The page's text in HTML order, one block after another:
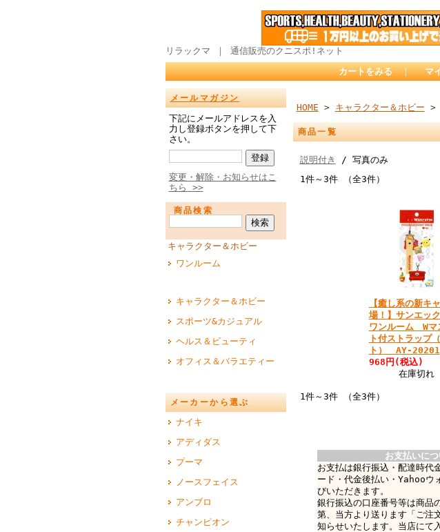
リラックマ ｜ 通信販売のクニスポ!ネット
カートをみる ｜ マ
メールマガジン
下記にメールアドレスを入
力し登録ボタンを押して下
さい。
変更・解除・お知らせはこ
ちら >>
商品検索
キャラクター＆ホビー
ワンルーム
キャラクター＆ホビー
スポーツ&カジュアル
ヘルス＆ビューティ
オフィス＆バラエティー
メーカーから選ぶ
ナイキ
アディダス
プーマ
ノースフェイス
アンブロ
チャンピオン
HOME > キャラクター＆ホビー >
商品一覧
説明付き
/ 写真のみ
1件～3件 （全3件）
【癒し系の新キ
場！】サンエッ
ワンルーム Wマ
ト付ストラップ
ト） AY-20201
968円(税込)
在庫切れ
1件～3件 （全3件）
お支払いに
お支払は銀行振込・配達時代
ード・代金後払い・Yahooウ
びいただきます。
銀行振込の口座番号等は商品
第、当方より送ります「ご注
知らせいたします。当店にて